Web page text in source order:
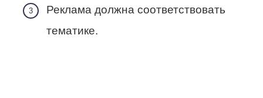
Реклама должна соответствовать
тематике.